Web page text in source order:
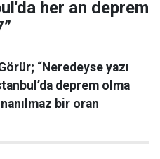
her an deprem
“Neredeyse yazı
deprem olma
bir oran